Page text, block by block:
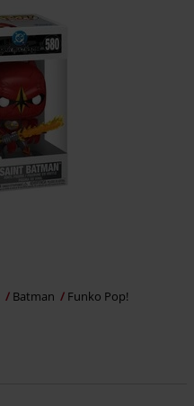
Batman Funko Pop!